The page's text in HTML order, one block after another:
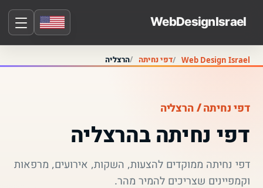
Web Design Israel דפי נחיתה הרצליה
דפי נחיתה / הרצליה
דפי נחיתה בהרצליה
דפי נחיתה ממוקדים להצעות, השקות, אירועים, מרפאות
וקמפיינים שצריכים להמיר מהר.